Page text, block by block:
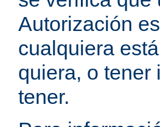
Autorización
cualquiera
quiera, o tener
tener.